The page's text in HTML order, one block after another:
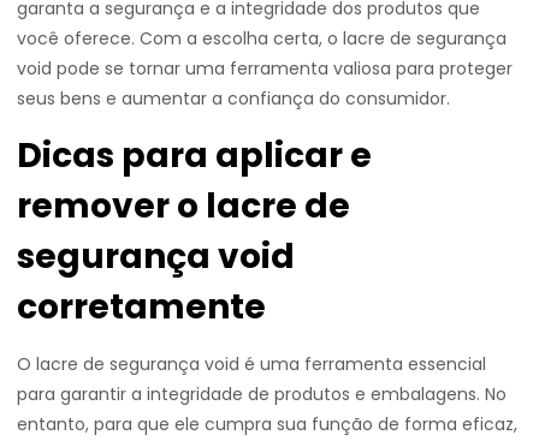
garanta a segurança e a integridade dos produtos que
você oferece. Com a escolha certa, o lacre de segurança
void pode se tornar uma ferramenta valiosa para proteger
seus bens e aumentar a confiança do consumidor.
Dicas para aplicar e
remover o lacre de
segurança void
corretamente
O lacre de segurança void é uma ferramenta essencial
para garantir a integridade de produtos e embalagens. No
entanto, para que ele cumpra sua função de forma eficaz,